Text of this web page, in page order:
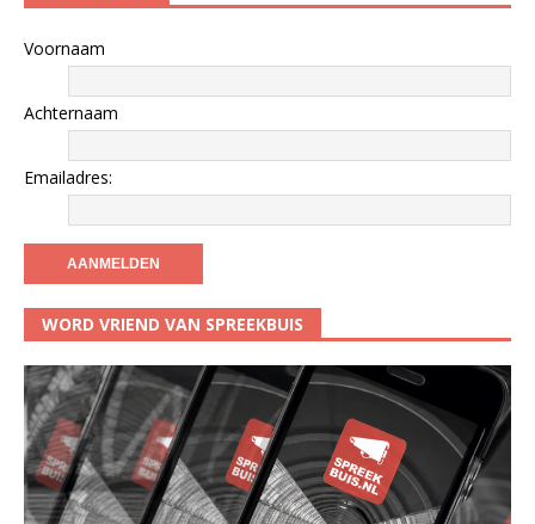
Voornaam
Achternaam
Emailadres:
WORD VRIEND VAN SPREEKBUIS